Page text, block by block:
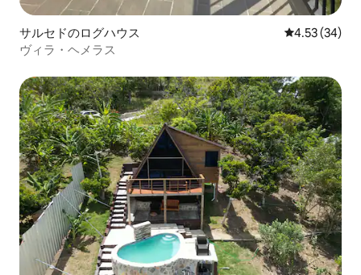
サルセドのログハウス レビュー34
4.53 (34)
ヴィラ・ヘメラス